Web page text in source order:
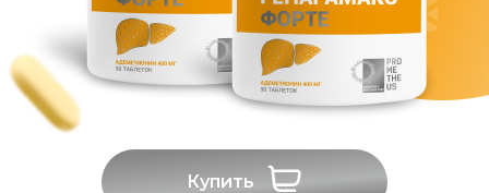
Купить